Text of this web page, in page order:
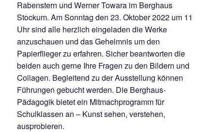
Rabenstern und Werner Towara im Berghaus
Stockum. Am Sonntag den 23. Oktober 2022 um 11
Uhr sind alle herzlich eingeladen die Werke
anzuschauen und das Geheimnis um den
Papierflieger zu erfahren. Sicher beantworten die
beiden auch gerne Ihre Fragen zu den Bildern und
Collagen. Begleitend zu der Ausstellung können
Führungen gebucht werden. Die Berghaus-
Pädagogik bietet ein Mitmachprogramm für
Schulklassen an – Kunst sehen, verstehen,
ausprobieren.